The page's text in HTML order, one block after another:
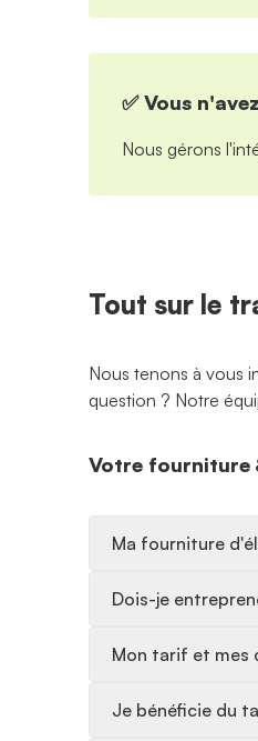
✅ Vous
Nous gérons
Tout sur le
Nous tenons à vous
question ? Notre
Votre fourniture
Ma fourniture
Dois-je
Mon tarif et mes
Je bénéficie du